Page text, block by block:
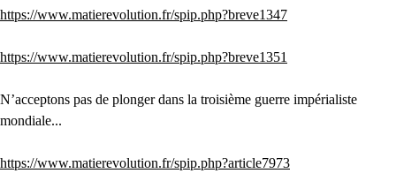
https://www.matierevolution.fr/spip.php?breve1347
https://www.matierevolution.fr/spip.php?breve1351
N’acceptons pas de plonger dans la troisième guerre impérialiste
mondiale...
https://www.matierevolution.fr/spip.php?article7973